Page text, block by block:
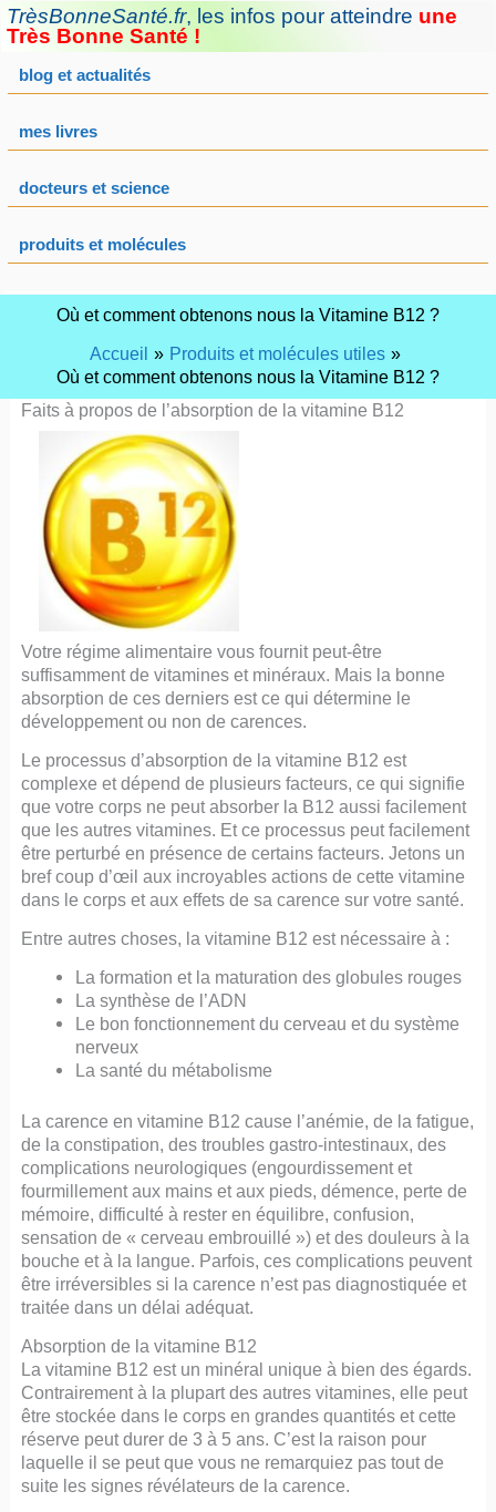
Aller
au
TrèsBonneSanté.fr, les infos pour atteindre une
Très Bonne Santé !
blog et actualités
mes livres
docteurs et science
produits et molécules
Où et comment obtenons nous la Vitamine B12 ?
Accueil
Produits et molécules utiles
Où et comment obtenons nous la Vitamine B12 ?
Faits à propos de l’absorption de la vitamine B12
Votre régime alimentaire vous fournit peut-être
suffisamment de vitamines et minéraux. Mais la bonne
absorption de ces derniers est ce qui détermine le
développement ou non de carences.
Le processus d’absorption de la vitamine B12 est
complexe et dépend de plusieurs facteurs, ce qui signifie
que votre corps ne peut absorber la B12 aussi facilement
que les autres vitamines. Et ce processus peut facilement
être perturbé en présence de certains facteurs. Jetons un
bref coup d’œil aux incroyables actions de cette vitamine
dans le corps et aux effets de sa carence sur votre santé.
Entre autres choses, la vitamine B12 est nécessaire à :
La formation et la maturation des globules rouges
La synthèse de l’ADN
Le bon fonctionnement du cerveau et du système
nerveux
La santé du métabolisme
La carence en vitamine B12 cause l’anémie, de la fatigue,
de la constipation, des troubles gastro-intestinaux, des
complications neurologiques (engourdissement et
fourmillement aux mains et aux pieds, démence, perte de
mémoire, difficulté à rester en équilibre, confusion,
sensation de « cerveau embrouillé ») et des douleurs à la
bouche et à la langue. Parfois, ces complications peuvent
être irréversibles si la carence n’est pas diagnostiquée et
traitée dans un délai adéquat.
Absorption de la vitamine B12
La vitamine B12 est un minéral unique à bien des égards.
Contrairement à la plupart des autres vitamines, elle peut
être stockée dans le corps en grandes quantités et cette
réserve peut durer de 3 à 5 ans. C’est la raison pour
laquelle il se peut que vous ne remarquiez pas tout de
suite les signes révélateurs de la carence.